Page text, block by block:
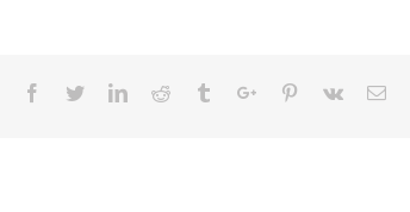
Facebook
TwitterLinkedinReddit TumblrGoogle+Pinterest
Vk